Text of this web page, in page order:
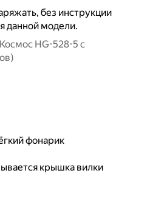
без инструкции
данной модели.
HG-528-5 с
фонарик
крышка вилки